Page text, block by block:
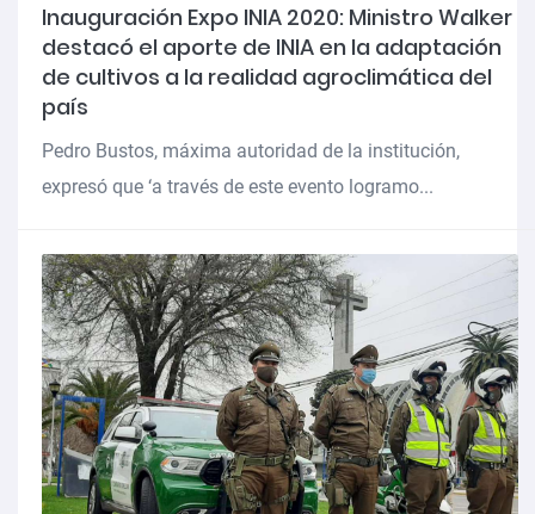
Inauguración Expo INIA 2020: Ministro Walker
destacó el aporte de INIA en la adaptación
de cultivos a la realidad agroclimática del
país
Pedro Bustos, máxima autoridad de la institución,
expresó que ‘a través de este evento logramo...